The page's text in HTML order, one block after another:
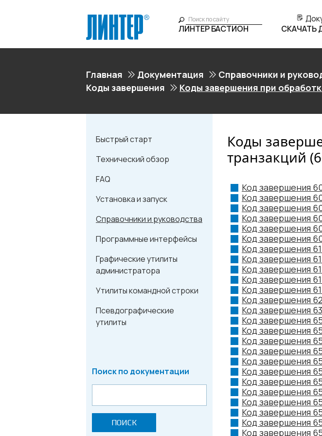
ЛИНТЕР БАСТИОН
СКАЧАТЬ
Главная Документация Справочники и
Коды завершения
Коды завершения при
Быстрый старт
Технический обзор
FAQ
Установка и запуск
Справочники и руководства
Программные интерфейсы
Графические утилиты
администратора
Утилиты командной строки
Псевдографические
утилиты
Поиск по документации
ПОИСК
Коды
транзакций
Код завершения
Код завершения
Код завершения
Код завершения
Код завершения
Код завершения
Код завершения
Код завершения
Код завершения
Код завершения
Код завершения
Код завершения
Код завершения
Код завершения
Код завершения
Код завершения
Код завершения
Код завершения
Код завершения
Код завершения
Код завершения
Код завершения
Код завершения
Код завершения
Код завершения